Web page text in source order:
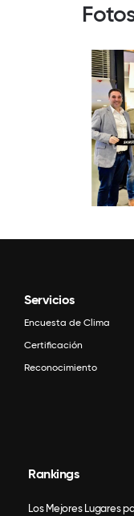
Servicios
Encuesta de Clima
Certificación
Reconocimiento
Rankings
Los Mejores Lugares